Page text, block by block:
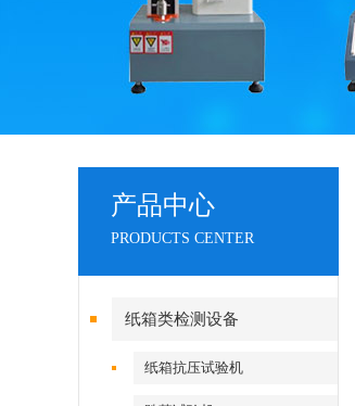
产品中心
PRODUCTS CENTER
纸箱类检测设备
纸箱抗压试验机